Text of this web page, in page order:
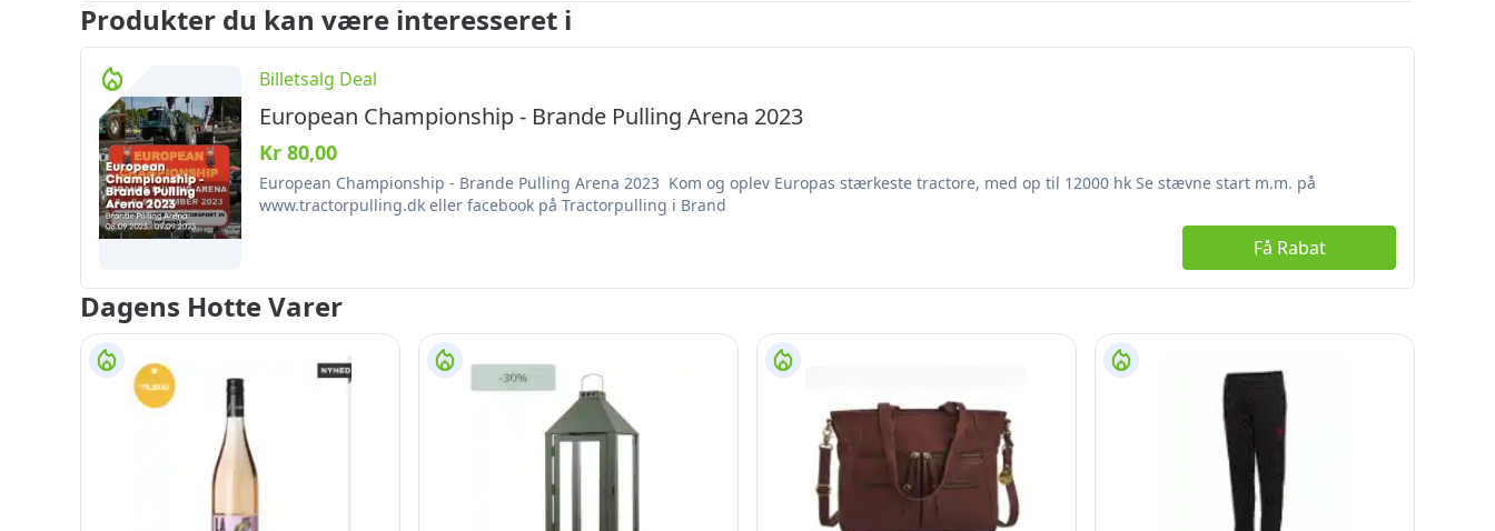
Produkter du kan være interesseret i
Billetsalg Deal
European Championship - Brande Pulling Arena 2023
Kr 80,00
European Championship - Brande Pulling Arena 2023 Kom og oplev Europas stærkeste tractore, med op til 12000 hk Se stævne start m.m. på
www.tractorpulling.dk eller facebook på Tractorpulling i Brand
Få Rabat
Dagens Hotte Varer